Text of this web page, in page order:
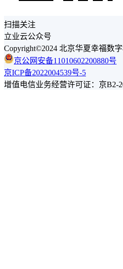
扫描关注
立业云公众号
Copyright©2024 北京华夏幸福数
京公网安备11010602200880号
京ICP备2022004539号-5
增值电信业务经营许可证：京B2-